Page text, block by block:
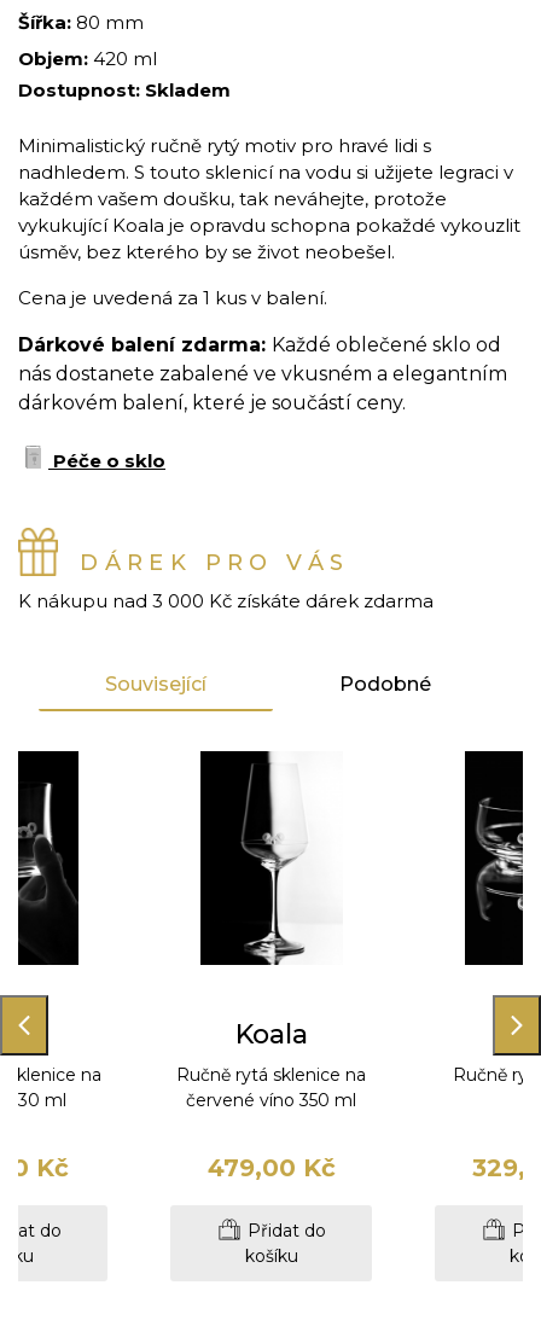
Šířka: 80 mm
Objem: 420 ml
Dostupnost: Skladem
Minimalistický ručně rytý motiv pro hravé lidi s
nadhledem. S touto sklenicí na vodu si užijete legraci v
každém vašem doušku, tak neváhejte, protože
vykukující Koala je opravdu schopna pokaždé vykouzlit
úsměv, bez kterého by se život neobešel.
Cena je uvedená za 1 kus v balení.
Dárkové balení zdarma: Každé oblečené sklo od
nás dostanete zabalené ve vkusném a elegantním
dárkovém balení, které je součástí ceny.
Péče o sklo
DÁREK PRO VÁS
K nákupu nad 3 000 Kč získáte dárek zdarma
Související Podobné
sklenice na
230 ml
Kč
do
Koala
Ručně rytá sklenice na
červené víno 350 ml
479,00 Kč
Přidat do
košíku
Ručně